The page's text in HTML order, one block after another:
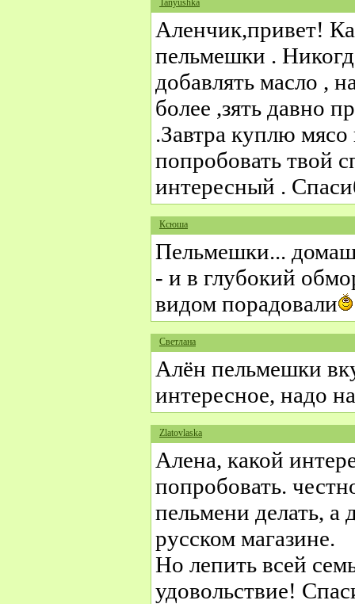
Tanyushka
Аленчик,привет!
пельмешки .
добавлять масло ,
более ,зять давно
.Завтра куплю
попробовать твой
интересный .
Ксюша
Пельмешки...
- и в глубокий
видом порадовали
Светлана
Алён пельмешки
интересное, надо
Zlatovlaska
Алена, какой
попробовать.
пельмени делать, а
русском магазине.
Но лепить всей
удовольствие!